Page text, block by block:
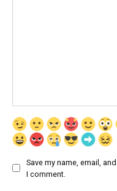
Save my name, email,
I comment.